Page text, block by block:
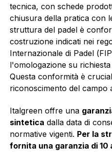
tecnica, con schede
chiusura della pratica con
struttura del padel è
costruzione indicati nei
Internazionale di Padel
l'omologazione su
Questa conformità è
riconoscimento del campo
Italgreen offre una
sintetica dalla data di
normative vigenti. Per la
fornita una garanzia di 10